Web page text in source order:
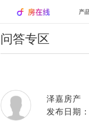
产
问答专区
泽嘉房产
发布日期